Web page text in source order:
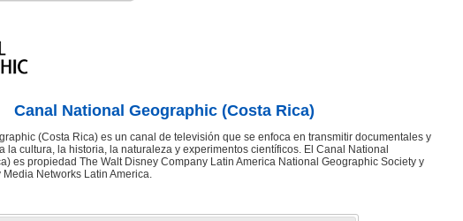
Canal National Geographic (Costa Rica)
(Costa Rica) es un canal de televisión que se enfoca en transmitir documentales y
la cultura, la historia, la naturaleza y experimentos científicos. El Canal National
es propiedad The Walt Disney Company Latin America National Geographic Society y
Networks Latin America.